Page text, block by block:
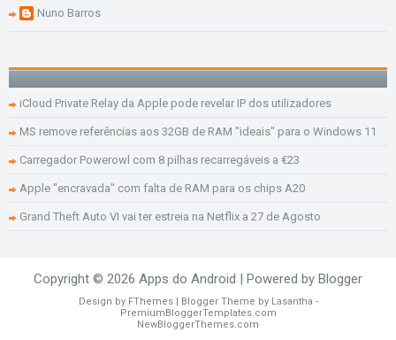
Nuno Barros
iCloud Private Relay da Apple pode revelar IP dos utilizadores
MS remove referências aos 32GB de RAM "ideais" para o Windows 11
Carregador Powerowl com 8 pilhas recarregáveis a €23
Apple "encravada" com falta de RAM para os chips A20
Grand Theft Auto VI vai ter estreia na Netflix a 27 de Agosto
Copyright © 2026 Apps do Android | Powered by Blogger
Design by FThemes| Blogger Theme by Lasantha -
PremiumBloggerTemplates.com
NewBloggerThemes.com